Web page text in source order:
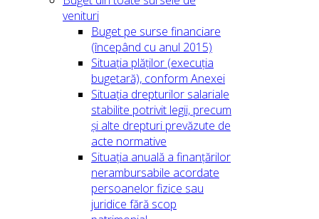
venituri
Buget pe surse financiare
(începând cu anul 2015)
Situația plăților (execuția
bugetară), conform Anexei
Situația drepturilor salariale
stabilite potrivit legii, precum
și alte drepturi prevăzute de
acte normative
Situația anuală a finanțărilor
nerambursabile acordate
persoanelor fizice sau
juridice fără scop